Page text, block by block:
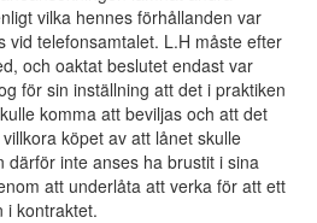
vilka hennes förhållanden var
vid telefonsamtalet. L.H måste efter
och oaktat beslutet endast var
för sin inställning att det i praktiken
komma att beviljas och att det
köpet av att lånet skulle
därför inte anses ha brustit i sina
att underlåta att verka för att ett
i kontraktet.